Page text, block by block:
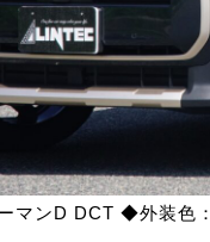
マンD DCT ◆外装色